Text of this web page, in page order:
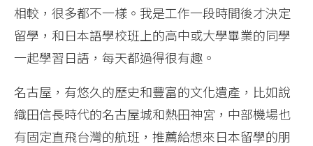
相較，很多都不一樣。我是工作一段時間後才決定
留學，和日本語學校班上的高中或大學畢業的同學
一起學習日語，每天都過得很有趣。
名古屋，有悠久的歷史和豐富的文化遺產，比如說
織田信長時代的名古屋城和熱田神宮，中部機場也
有固定直飛台灣的航班，推薦給想來日本留學的朋